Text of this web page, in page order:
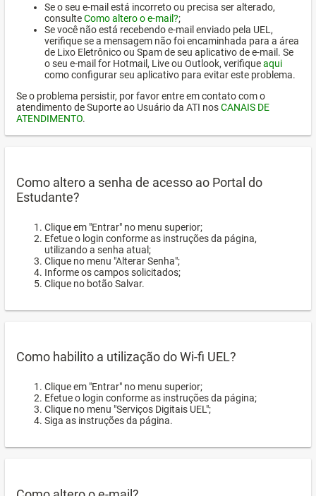
Se o seu e-mail está incorreto ou precisa ser alterado,
consulteComo altero o e-mail?;
Se você não está recebendo e-mail enviado pela UEL,
verifique se a mensagem não foi encaminhada para a área
de Lixo Eletrônico ou Spam de seu aplicativo de e-mail. Se
o seu e-mail for Hotmail, Live ou Outlook, verifiqueaqui
como configurar seu aplicativo para evitar este problema.
Se o problema persistir, por favor entre em contato com o
atendimento de Suporte ao Usuário da ATI nosCANAIS DE
ATENDIMENTO.
Como altero a senha de acesso ao Portal do
Estudante?
Clique em "Entrar" no menu superior;
Efetue o login conforme as instruções da página,
utilizando a senha atual;
Clique no menu "Alterar Senha";
Informe os campos solicitados;
Clique no botão Salvar.
Como habilito a utilização do Wi-fi UEL?
Clique em "Entrar" no menu superior;
Efetue o login conforme as instruções da página;
Clique no menu "Serviços Digitais UEL";
Siga as instruções da página.